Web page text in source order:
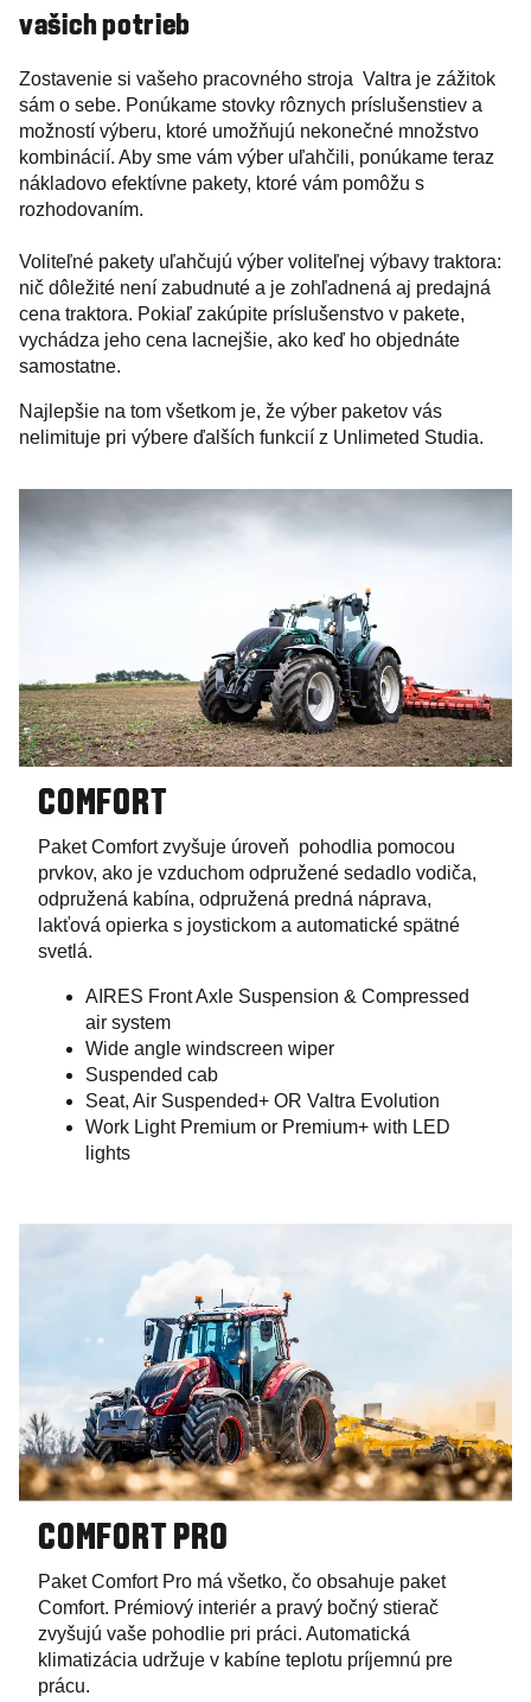
vašich potrieb
Zostavenie si vašeho pracovného stroja Valtra je zážitok
sám o sebe. Ponúkame stovky rôznych príslušenstiev a
možností výberu, ktoré umožňujú nekonečné množstvo
kombinácií. Aby sme vám výber uľahčili, ponúkame teraz
nákladovo efektívne pakety, ktoré vám pomôžu s
rozhodovaním.
Voliteľné pakety uľahčujú výber voliteľnej výbavy traktora:
nič dôležité není zabudnuté a je zohľadnená aj predajná
cena traktora. Pokiaľ zakúpite príslušenstvo v pakete,
vychádza jeho cena lacnejšie, ako keď ho objednáte
samostatne.
Najlepšie na tom všetkom je, že výber paketov vás
nelimituje pri výbere ďalších funkcií z Unlimeted Studia.
COMFORT
Paket Comfort zvyšuje úroveň pohodlia pomocou
prvkov, ako je vzduchom odpružené sedadlo vodiča,
odpružená kabína, odpružená predná náprava,
lakťová opierka s joystickom a automatické spätné
svetlá.
AIRES Front Axle Suspension & Compressed
air system
Wide angle windscreen wiper
Suspended cab
Seat, Air Suspended+ OR Valtra Evolution
Work Light Premium or Premium+ with LED
lights
COMFORT PRO
Paket Comfort Pro má všetko, čo obsahuje paket
Comfort. Prémiový interiér a pravý bočný stierač
zvyšujú vaše pohodlie pri práci. Automatická
klimatizácia udržuje v kabíne teplotu príjemnú pre
prácu.